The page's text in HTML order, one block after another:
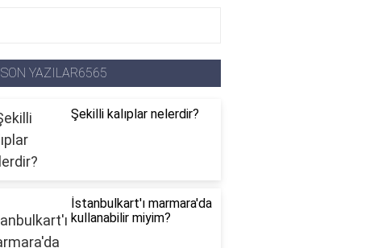
SON YAZILAR6565
Şekilli kalıplar nelerdir?
İstanbulkart'ı marmara'da
kullanabilir miyim?